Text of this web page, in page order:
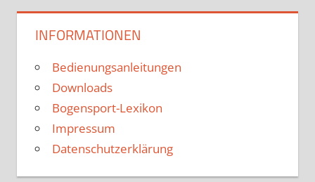
INFORMATIONEN
Bedienungsanleitungen
Downloads
Bogensport-Lexikon
Impressum
Datenschutzerklärung